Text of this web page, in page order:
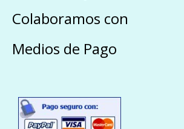
Colaboramos con
Medios de Pago